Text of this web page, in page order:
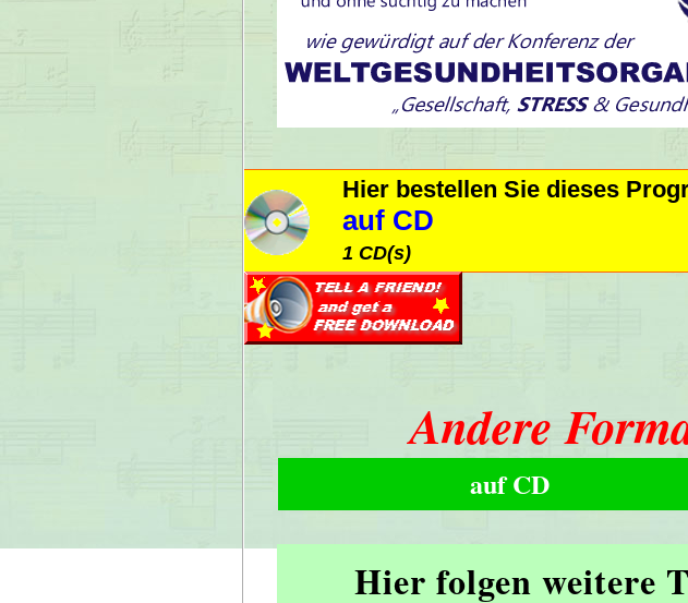
Hier bestellen Sie dieses
auf CD
1 CD(s)
Andere
auf CD
Hier folgen weitere